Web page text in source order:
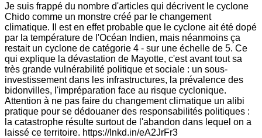
Je suis frappé du nombre d'articles qui décrivent le cyclone
Chido comme un monstre créé par le changement
climatique. Il est en effet probable que le cyclone ait été dopé
par la température de l'Océan Indien, mais néanmoins ça
restait un cyclone de catégorie 4 - sur une échelle de 5. Ce
qui explique la dévastation de Mayotte, c'est avant tout sa
très grande vulnérabilité politique et sociale : un sous-
investissement dans les infrastructures, la prévalence des
bidonvilles, l'impréparation face au risque cyclonique.
Attention à ne pas faire du changement climatique un alibi
pratique pour se dédouaner des responsabilités politiques :
la catastrophe résulte surtout de l'abandon dans lequel on a
laissé ce territoire. https://lnkd.in/eA2JrFr3